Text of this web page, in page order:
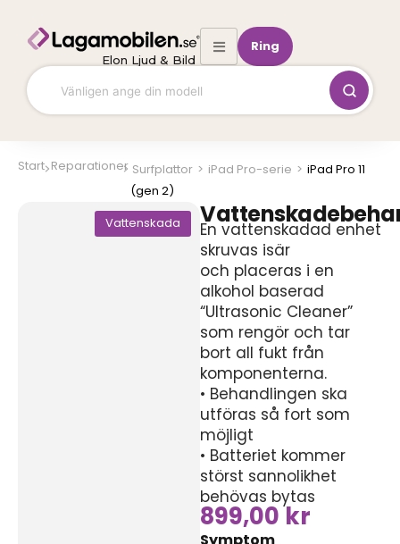
innehåll
Elon Ljud & Bild
Ring
Start Reparationer Surfplattor > iPad Pro-serie > iPad Pro 11
(gen 2)
Vattenskada
En vattenskadad enhet
skruvas isär
och placeras i en
alkohol baserad
“Ultrasonic Cleaner”
som rengör och tar
bort all fukt från
komponenterna.
• Behandlingen ska
utföras så fort som
möjligt
• Batteriet kommer
störst sannolikhet
behövas bytas
899,00kr